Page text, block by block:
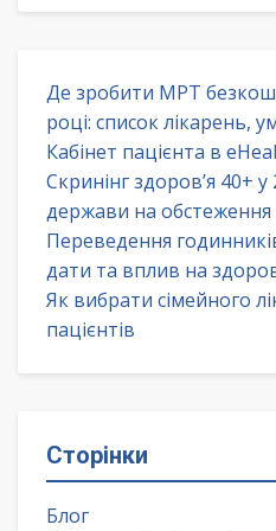
Де зробити МРТ
році: список лікарень,
Кабінет пацієнта в
Скринінг здоров’я 40+ у
держави на обстеження
Переведення
дати та вплив на
Як вибрати сімейного
пацієнтів
Сторінки
Блог